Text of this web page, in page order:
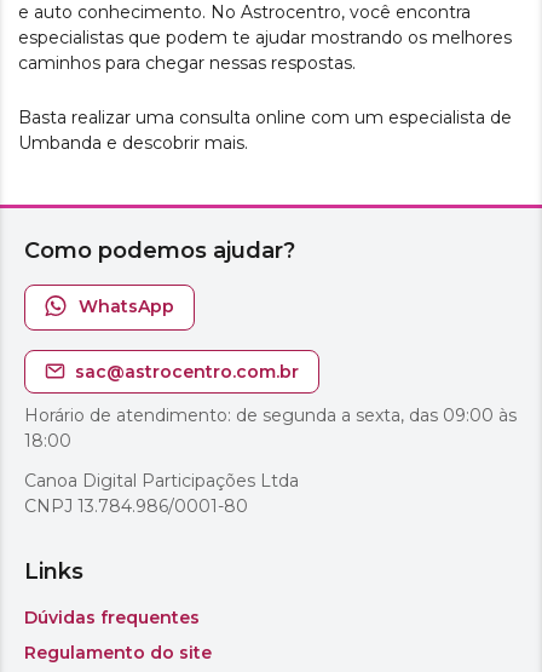
e auto conhecimento. No Astrocentro, você encontra
especialistas que podem te ajudar mostrando os melhores
caminhos para chegar nessas respostas.
Basta realizar uma consulta online com um especialista de
Umbanda e descobrir mais.